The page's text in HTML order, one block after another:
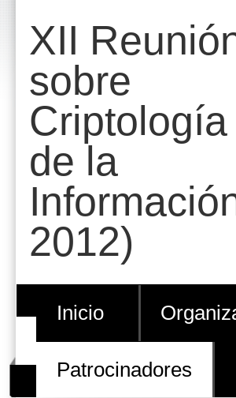
contenido.
Saltar
navegación
Personales
XII
sobre
de la
2012)
Inicio
Patrocinadores